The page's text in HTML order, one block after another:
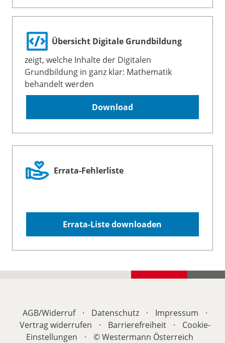
Übersicht Digitale Grundbildung
zeigt, welche Inhalte der Digitalen
Grundbildung in ganz klar: Mathematik
behandelt werden
Download
Errata-Fehlerliste
Errata-Liste downloaden
AGB/Widerruf · Datenschutz · Impressum
·
Vertrag widerrufen
· Barrierefreiheit ·
Cookie-
Einstellungen
· © Westermann Österreich